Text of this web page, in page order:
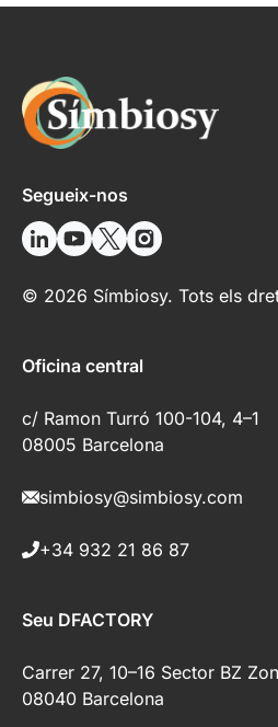
Segueix-nos
© 2026 Símbiosy. Tots els
Oficina central
c/ Ramon Turró 100-104, 4–1
08005 Barcelona
simbiosy@simbiosy.com
+34 932 21 86 87
Seu DFACTORY
Carrer 27, 10–16 Sector BZ
08040 Barcelona